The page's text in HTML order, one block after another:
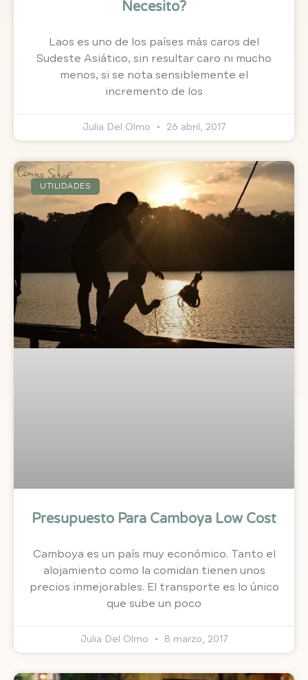
Necesito?
Laos es uno de los países más caros del
Sudeste Asiático, sin resultar caro ni mucho
menos, si se nota sensiblemente el
incremento de los
Julia Del Olmo 26 abril, 2017
UTILIDADES
Presupuesto Para Camboya Low Cost
Camboya es un país muy económico. Tanto el
alojamiento como la comidan tienen unos
precios inmejorables. El transporte es lo único
que sube un poco
Julia Del Olmo 8 marzo, 2017